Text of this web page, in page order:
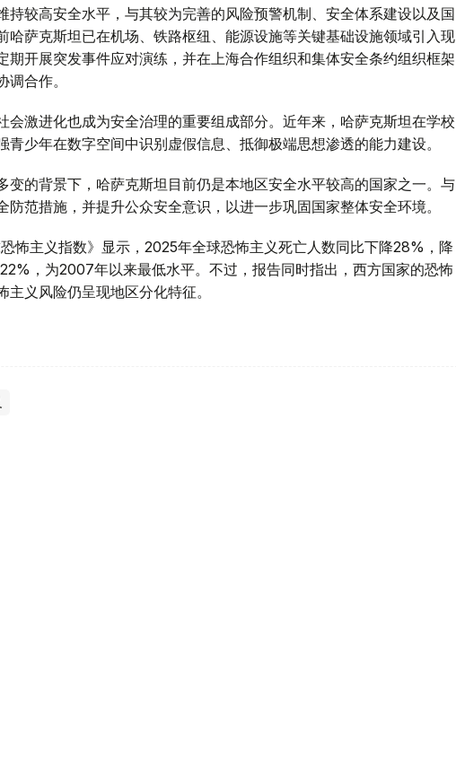
持较高安全水平，与其较为完善的风险预警机制、安全体系建设以及国
哈萨克斯坦已在机场、铁路枢纽、能源设施等关键基础设施领域引入现
期开展突发事件应对演练，并在上海合作组织和集体安全条约组织框架
合作。
会激进化也成为安全治理的重要组成部分。近年来，哈萨克斯坦在学校
少年在数字空间中识别虚假信息、抵御极端思想渗透的能力建设。
变的背景下，哈萨克斯坦目前仍是本地区安全水平较高的国家之一。与
范措施，并提升公众安全意识，以进一步巩固国家整体安全环境。
怖主义指数》显示，2025年全球恐怖主义死亡人数同比下降28%，降
，为2007年以来最低水平。不过，报告同时指出，西方国家的恐怖
义风险仍呈现地区分化特征。